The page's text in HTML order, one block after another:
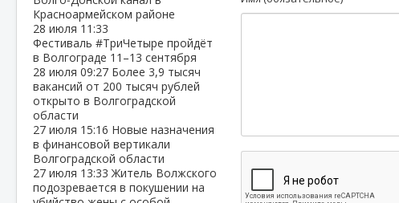
Красноармейском районе
28 июля 11:33
Фестиваль #ТриЧетыре пройдёт
в Волгограде 11–13 сентября
28 июля 09:27 Более 3,9 тысяч
вакансий от 200 тысяч рублей
открыто в Волгоградской
области
27 июля 15:16 Новые назначения
в финансовой вертикали
Волгоградской области
27 июля 13:33Житель Волжского
подозревается в покушении на